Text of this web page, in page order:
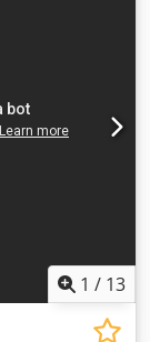
1 / 13